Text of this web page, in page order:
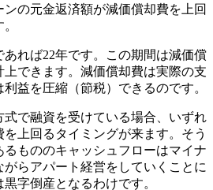
の元金返済額が減価償却費を上回
れば22年です。この期間は減価償
できます。減価償却費は実際の支
益を圧縮（節税）できるのです。
式で融資を受けている場合、いずれ
上回るタイミングが来ます。そう
もののキャッシュフローはマイナ
らアパート経営をしていくことに
字倒産となるわけです。